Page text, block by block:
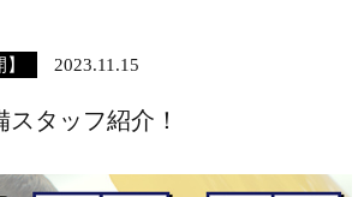
2023.11.15
タッフ紹介！